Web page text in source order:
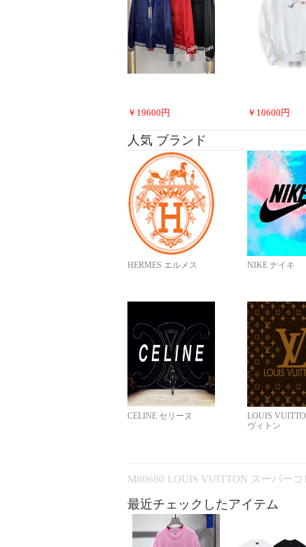
￥ 19600 円 ￥ 10600 円
人気 ブランド
HERMES エルメス NIKE ナイキ
CELINE セリーヌ
LOUIS
ヴィトン
M80680 LOUIS VUITTON スーパー
最近チェックしたアイテム